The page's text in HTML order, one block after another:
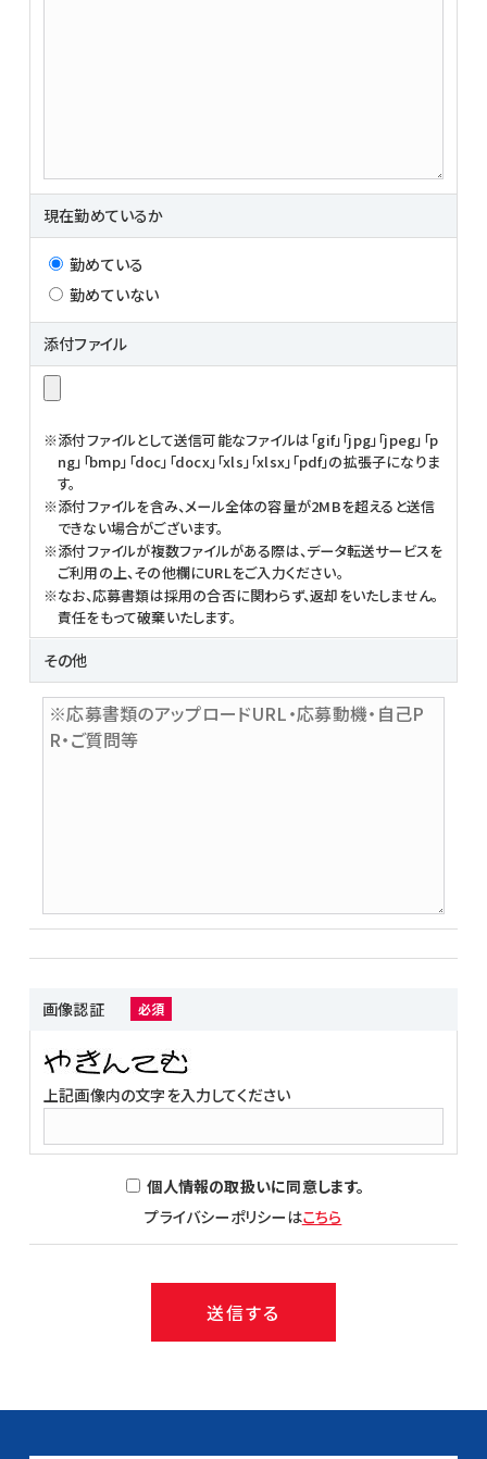
現在勤めているか
勤めている
勤めていない
添付ファイル
添付ファイルとして送信可能なファイルは「gif」「jpg」「jpeg」「p
ng」「bmp」「doc」「docx」「xls」「xlsx」「pdf」の拡張子になりま
す。
添付ファイルを含み、メール全体の容量が2MBを超えると送信
できない場合がございます。
添付ファイルが複数ファイルがある際は、データ転送サービスを
ご利用の上、その他欄にURLをご入力ください。
なお、応募書類は採用の合否に関わらず、返却をいたしません。
責任をもって破棄いたします。
その他
画像認証 必須
上記画像内の文字を入力してください
個人情報の取扱いに同意します。
プライバシーポリシーはこちら